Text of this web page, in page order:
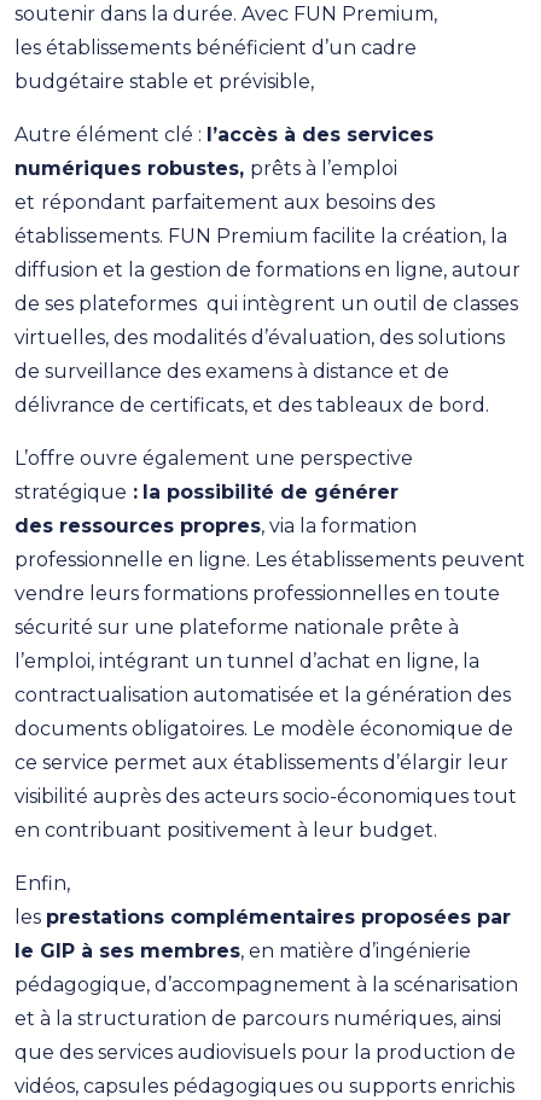
soutenir dans la durée. Avec FUN Premium,
les établissements bénéficient d’un cadre
budgétaire stable et prévisible,
Autre élément clé : l’accès à des services
numériques robustes, prêts à l’emploi
et répondant parfaitement aux besoins des
établissements. FUN Premium facilite la création, la
diffusion et la gestion de formations en ligne, autour
de ses plateformes qui intègrent un outil de classes
virtuelles, des modalités d’évaluation, des solutions
de surveillance des examens à distance et de
délivrance de certificats, et des tableaux de bord.
L’offre ouvre également une perspective
stratégique : la possibilité de générer
des ressources propres, via la formation
professionnelle en ligne. Les établissements peuvent
vendre leurs formations professionnelles en toute
sécurité sur une plateforme nationale prête à
l’emploi, intégrant un tunnel d’achat en ligne, la
contractualisation automatisée et la génération des
documents obligatoires. Le modèle économique de
ce service permet aux établissements d’élargir leur
visibilité auprès des acteurs socio-économiques tout
en contribuant positivement à leur budget.
Enfin,
les prestations complémentaires proposées par
le GIP à ses membres, en matière d’ingénierie
pédagogique, d’accompagnement à la scénarisation
et à la structuration de parcours numériques, ainsi
que des services audiovisuels pour la production de
vidéos, capsules pédagogiques ou supports enrichis